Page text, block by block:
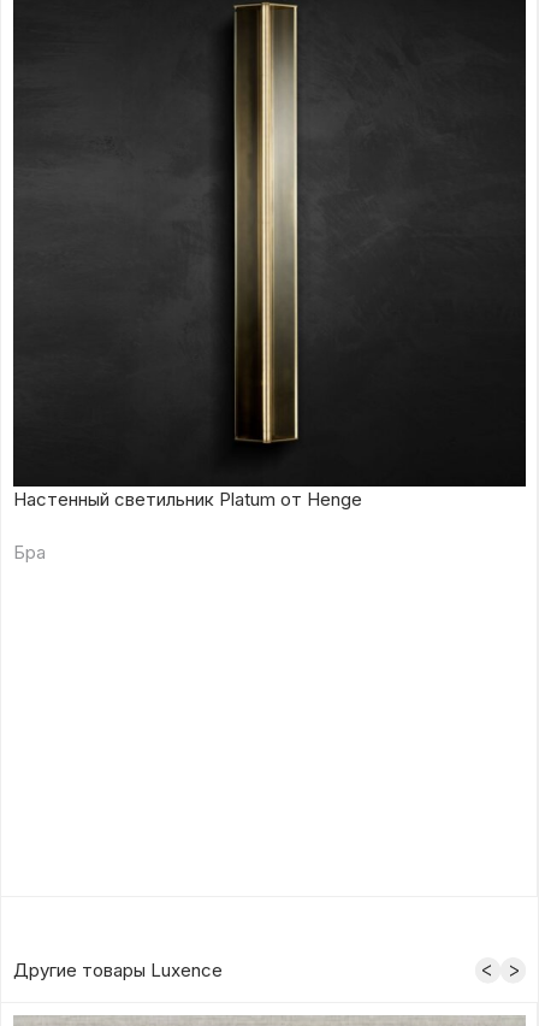
Настенный светильник Platum от Henge
Бра
Другие товары Luxence